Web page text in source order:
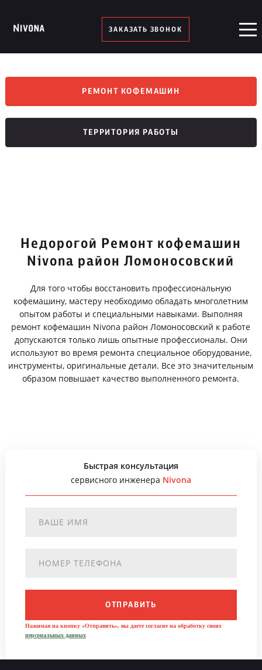
ЗАКАЗАТЬ ЗВОНОК
РЕМОНТ КОФЕМАШИН
ТЕРРИТОРИЯ РАБОТЫ
Недорогой Ремонт кофемашин
Nivona район Ломоносовский
Для того чтобы восстановить профессиональную
кофемашину, мастеру необходимо обладать многолетним
опытом работы и специальными навыками. Выполняя
ремонт кофемашин Nivona район Ломоносовский к работе
допускаются только лишь опытные профессионалы. Они
используют во время ремонта специальное оборудование,
инструменты, оригинальные детали. Все это значительным
образом повышает качество выполненного ремонта.
Быстрая консультация
сервисного инженера Nivona
ОТПРАВИТЬ
Нажимая на кнопку «Отправить», вы даете согласие на обработку своих
персональных данных